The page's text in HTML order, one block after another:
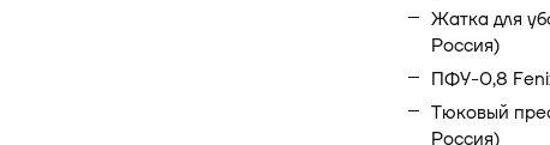
Жатка для
Россия)
ПФУ-0,8
Тюковый
Россия)